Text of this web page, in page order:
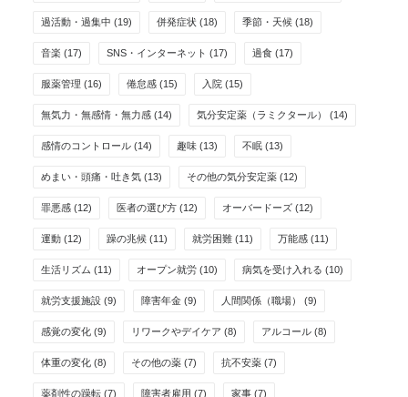
過活動・過集中 (19) 併発症状 (18) 季節・天候 (18)
音楽 (17) SNS・インターネット (17) 過食 (17)
服薬管理 (16) 倦怠感 (15) 入院 (15)
無気力・無感情・無力感 (14) 気分安定薬（ラミクタール） (14)
感情のコントロール (14) 趣味 (13) 不眠 (13)
めまい・頭痛・吐き気 (13) その他の気分安定薬 (12)
罪悪感 (12) 医者の選び方 (12) オーバードーズ (12)
運動 (12) 躁の兆候 (11) 就労困難 (11) 万能感 (11)
生活リズム (11) オープン就労 (10) 病気を受け入れる (10)
就労支援施設 (9) 障害年金 (9) 人間関係（職場） (9)
感覚の変化 (9) リワークやデイケア (8) アルコール (8)
体重の変化 (8) その他の薬 (7) 抗不安薬 (7)
薬剤性の躁転 (7) 障害者雇用 (7) 家事 (7)